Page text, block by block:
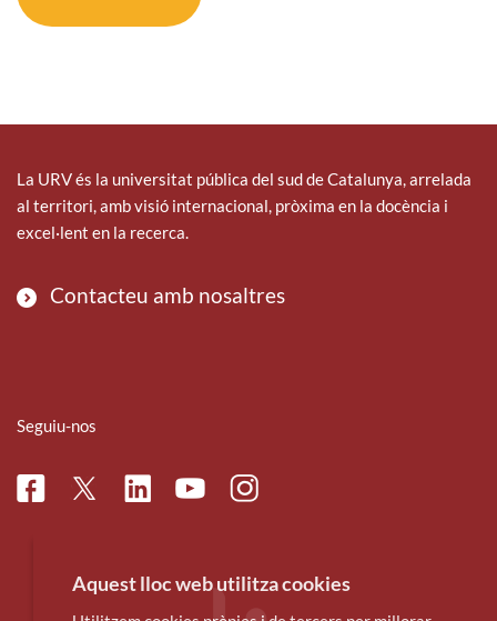
La URV és la universitat pública del sud de Catalunya, arrelada
al territori, amb visió internacional, pròxima en la docència i
excel·lent en la recerca.
Contacteu amb nosaltres
Seguiu-nos
FacebookTwitterLinkedinYoutubeInstagram
Aquest lloc web utilitza cookies